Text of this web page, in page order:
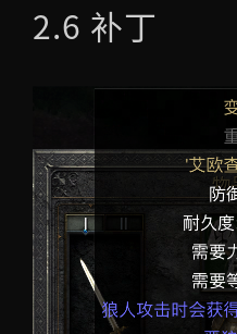
2.6 补丁